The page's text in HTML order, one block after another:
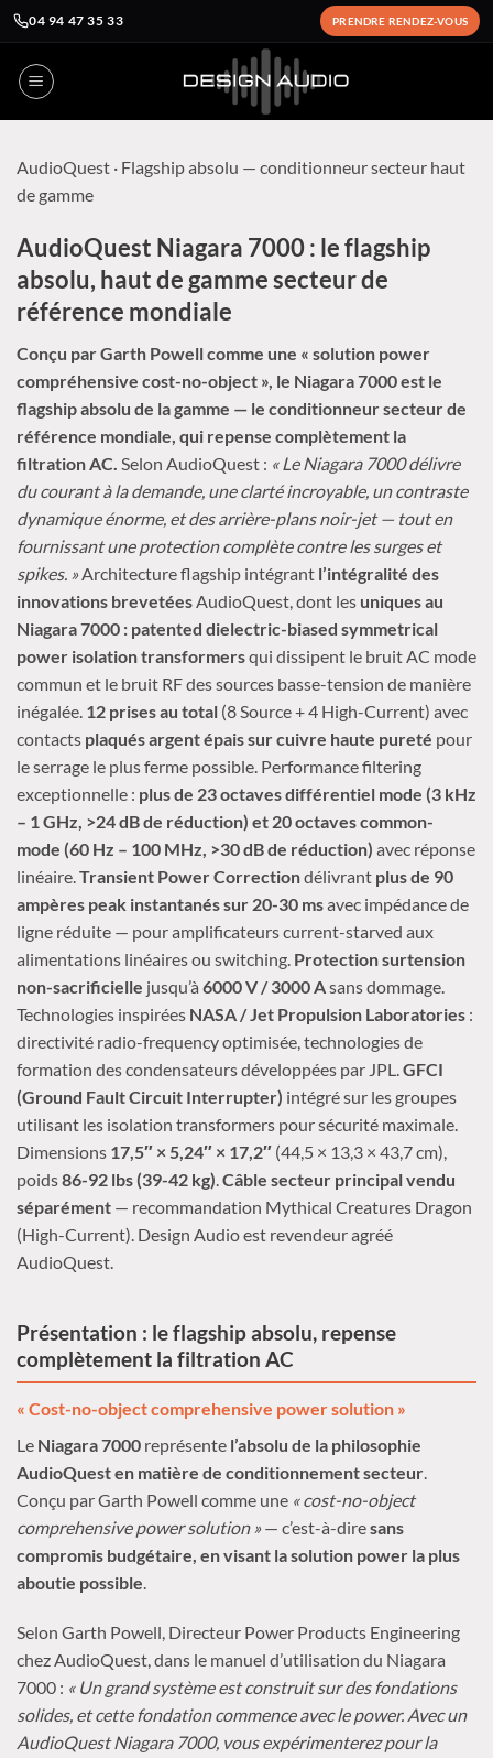
04 94 47 35 33 PRENDRE RENDEZ-VOUS
AudioQuest · Flagship absolu — conditionneur secteur haut
de gamme
AudioQuest Niagara 7000 : le flagship
absolu, haut de gamme secteur de
référence mondiale
Conçu par Garth Powell comme une « solution power
compréhensive cost-no-object », le Niagara 7000 est le
flagship absolu de la gamme — le conditionneur secteur de
référence mondiale, qui repense complètement la
filtration AC. Selon AudioQuest : « Le Niagara 7000 délivre
du courant à la demande, une clarté incroyable, un contraste
dynamique énorme, et des arrière-plans noir-jet — tout en
fournissant une protection complète contre les surges et
spikes. »Architecture flagship intégrant l’intégralité des
innovations brevetéesAudioQuest, dont les uniques au
Niagara 7000 : patented dielectric-biased symmetrical
power isolation transformersqui dissipent le bruit AC mode
commun et le bruit RF des sources basse-tension de manière
inégalée. 12 prises au total (8 Source + 4 High-Current) avec
contacts plaqués argent épais sur cuivre haute pureté pour
le serrage le plus ferme possible. Performance filtering
exceptionnelle : plus de 23 octaves différentiel mode (3 kHz
– 1 GHz, >24 dB de réduction) et 20 octaves common-
mode (60 Hz – 100 MHz, >30 dB de réduction) avec réponse
linéaire.Transient Power Correctiondélivrant plus de 90
ampères peak instantanés sur 20-30 msavec impédance de
ligne réduite — pour amplificateurs current-starved aux
alimentations linéaires ou switching. Protection surtension
non-sacrificielle jusqu’à 6000 V / 3000 Asans dommage.
Technologies inspirées NASA / Jet Propulsion Laboratories :
directivité radio-frequency optimisée, technologies de
formation des condensateurs développées par JPL.GFCI
(Ground Fault Circuit Interrupter) intégré sur les groupes
utilisant les isolation transformers pour sécurité maximale.
Dimensions 17,5″ × 5,24″ × 17,2″ (44,5 × 13,3 × 43,7 cm),
poids86-92 lbs (39-42 kg).Câble secteur principal vendu
séparément — recommandation Mythical Creatures Dragon
(High-Current). Design Audio est revendeur agréé
AudioQuest.
Présentation : le flagship absolu, repense
complètement la filtration AC
« Cost-no-object comprehensive power solution »
Le Niagara 7000 représente l’absolu de la philosophie
AudioQuest en matière de conditionnement secteur
Conçu par Garth Powell comme une « cost-no-object
comprehensive power solution »— c’est-à-diresans
compromis budgétaire, en visant la solution power la plus
aboutie possible
Selon Garth Powell, Directeur Power Products Engineering
chez AudioQuest, dans le manuel d’utilisation du Niagara
7000 : « Un grand système est construit sur des fondations
solides, et cette fondation commence avec le power. Avec un
AudioQuest Niagara 7000, vous expérimenterez pour la